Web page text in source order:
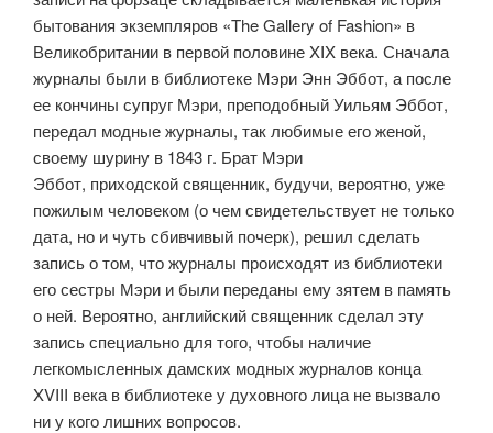
бытования экземпляров «The Gallery of Fashion» в
Великобритании в первой половине XIX века. Сначала
журналы были в библиотеке Мэри Энн Эббот, а после
ее кончины супруг Мэри, преподобный Уильям Эббот,
передал модные журналы, так любимые его женой,
своему шурину в 1843 г. Брат Мэри
Эббот, приходской священник, будучи, вероятно, уже
пожилым человеком (о чем свидетельствует не только
дата, но и чуть сбивчивый почерк), решил сделать
запись о том, что журналы происходят из библиотеки
его сестры Мэри и были переданы ему зятем в память
о ней. Вероятно, английский священник сделал эту
запись специально для того, чтобы наличие
легкомысленных дамских модных журналов конца
XVIII века в библиотеке у духовного лица не вызвало
ни у кого лишних вопросов.